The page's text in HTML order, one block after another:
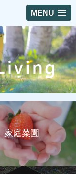
MENU
家庭菜園